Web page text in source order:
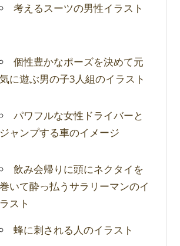
考えるスーツの男性イラスト
個性豊かなポーズを決めて元
気に遊ぶ男の子3人組のイラスト
パワフルな女性ドライバーと
ジャンプする車のイメージ
飲み会帰りに頭にネクタイを
巻いて酔っ払うサラリーマンのイ
ラスト
蜂に刺される人のイラスト